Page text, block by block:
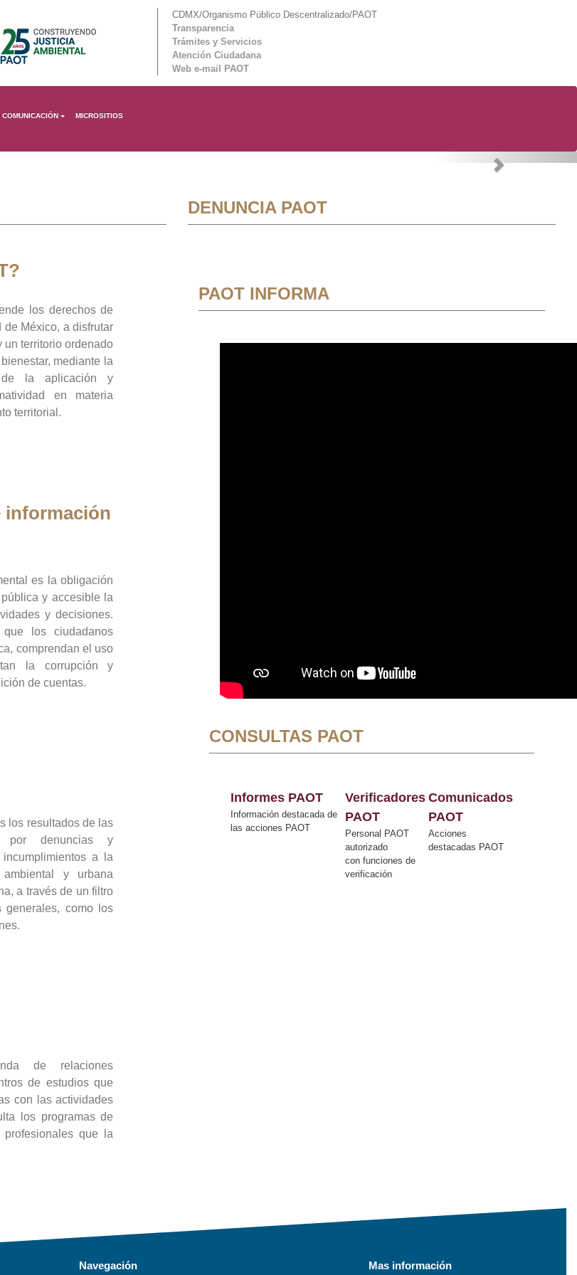
CDMX/Organismo Público Descentralizado/PAOT
Transparencia
Trámites y Servicios
Atención Ciudadana
Web e-mail PAOT
COMUNICACIÓN MICROSITIOS
Next
los derechos de
de México, a disfrutar
un territorio ordenado
mediante la
de la aplicación y
en materia
territorial.
información
es la obligación
y accesible la
y decisiones.
los ciudadanos
comprendan el uso
la corrupción y
de cuentas.
los resultados de las
por denuncias y
a la
y urbana
a través de un filtro
generales, como los
de relaciones
de estudios que
con las actividades
los programas de
que la
DENUNCIA PAOT
PAOT INFORMA
CONSULTAS PAOT
Informes PAOT
Información destacada de
las acciones PAOT
Verificadores
PAOT
Personal PAOT
autorizado
con funciones de
verificación
Comunicados
PAOT
Acciones
destacadas PAOT
Navegación Mas información